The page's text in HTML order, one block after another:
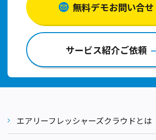
無料デモお問い合せ
サービス紹介ご依頼
エアリーフレッシャーズクラウドとは